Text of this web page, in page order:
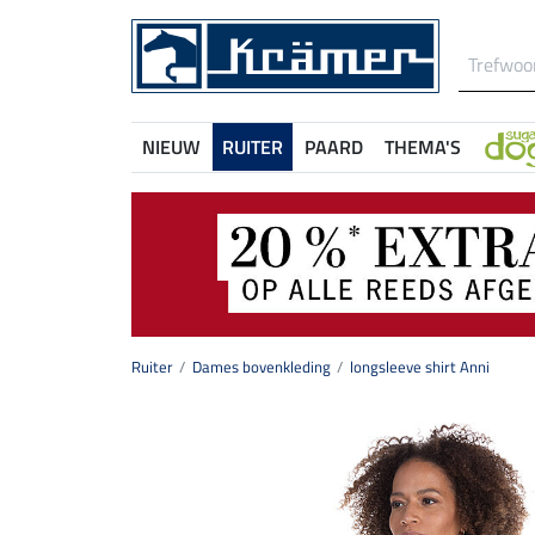
NIEUW RUITER PAARD THEMA'S
Ruiter Dames bovenkleding longsleeve shirt Anni